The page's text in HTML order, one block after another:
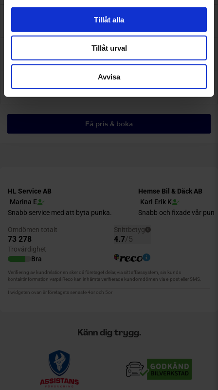
Tillåt alla
Tillåt urval
Avvisa
Inför besöket
Få pris & boka
Känn dig trygg.